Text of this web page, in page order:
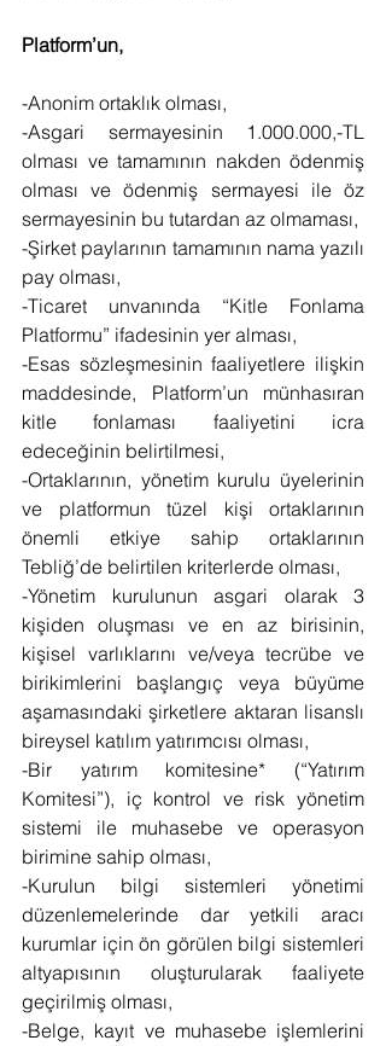
Platform’un,
-Anonim ortaklık olması,
-Asgari sermayesinin 1.000.000,-TL
olması ve tamamının nakden ödenmiş
olması ve ödenmiş sermayesi ile öz
sermayesinin bu tutardan az olmaması,
-Şirket paylarının tamamının nama yazılı
pay olması,
-Ticaret unvanında “Kitle Fonlama
Platformu” ifadesinin yer alması,
-Esas sözleşmesinin faaliyetlere ilişkin
maddesinde, Platform’un münhasıran
kitle fonlaması faaliyetini icra
edeceğinin belirtilmesi,
-Ortaklarının, yönetim kurulu üyelerinin
ve platformun tüzel kişi ortaklarının
önemli etkiye sahip ortaklarının
Tebliğ’de belirtilen kriterlerde olması,
-Yönetim kurulunun asgari olarak 3
kişiden oluşması ve en az birisinin,
kişisel varlıklarını ve/veya tecrübe ve
birikimlerini başlangıç veya büyüme
aşamasındaki şirketlere aktaran lisanslı
bireysel katılım yatırımcısı olması,
-Bir yatırım komitesine* (“Yatırım
Komitesi”), iç kontrol ve risk yönetim
sistemi ile muhasebe ve operasyon
birimine sahip olması,
-Kurulun bilgi sistemleri yönetimi
düzenlemelerinde dar yetkili aracı
kurumlar için ön görülen bilgi sistemleri
altyapısının oluşturularak faaliyete
geçirilmiş olması,
-Belge, kayıt ve muhasebe işlemlerini